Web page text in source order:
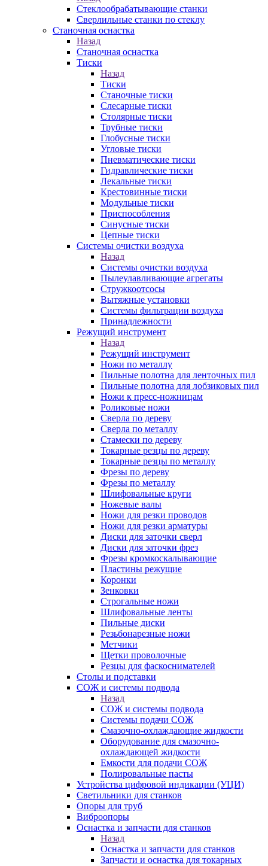
Стеклообрабатывающие станки
Сверлильные станки по стеклу
Станочная оснастка
Назад
Станочная оснастка
Тиски
Назад
Тиски
Станочные тиски
Слесарные тиски
Столярные тиски
Трубные тиски
Глобусные тиски
Угловые тиски
Пневматические тиски
Гидравлические тиски
Лекальные тиски
Крестовинные тиски
Модульные тиски
Приспособления
Синусные тиски
Цепные тиски
Системы очистки воздуха
Назад
Системы очистки воздуха
Пылеулавливающие агрегаты
Стружкоотсосы
Вытяжные установки
Системы фильтрации воздуха
Принадлежности
Режущий инструмент
Назад
Режущий инструмент
Ножи по металлу
Пильные полотна для ленточных пил
Пильные полотна для лобзиковых пил
Ножи к пресс-ножницам
Роликовые ножи
Сверла по дереву
Сверла по металлу
Стамески по дереву
Токарные резцы по дереву
Токарные резцы по металлу
Фрезы по дереву
Фрезы по металлу
Шлифовальные круги
Ножевые валы
Ножи для резки проводов
Ножи для резки арматуры
Диски для заточки сверл
Диски для заточки фрез
Фрезы кромкоскалывающие
Пластины режущие
Коронки
Зенковки
Строгальные ножи
Шлифовальные ленты
Пильные диски
Резьбонарезные ножи
Метчики
Щетки проволочные
Резцы для фаскоснимателей
Столы и подставки
СОЖ и системы подвода
Назад
СОЖ и системы подвода
Системы подачи СОЖ
Смазочно-охлаждающие жидкости
Оборудование для смазочно-
охлаждающей жидкости
Емкости для подачи СОЖ
Полировальные пасты
Устройства цифровой индикации (УЦИ)
Светильники для станков
Опоры для труб
Виброопоры
Оснастка и запчасти для станков
Назад
Оснастка и запчасти для станков
Запчасти и оснастка для токарных